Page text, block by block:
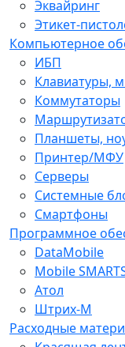
Эквайринг
Этикет-
Компьютерное
ИБП
Клавиатуры,
Коммутаторы
Планшеты,
Принтер/МФУ
Серверы
Системные
Смартфоны
Программное
DataMobile
Mobile
Атол
Штрих-М
Расходные